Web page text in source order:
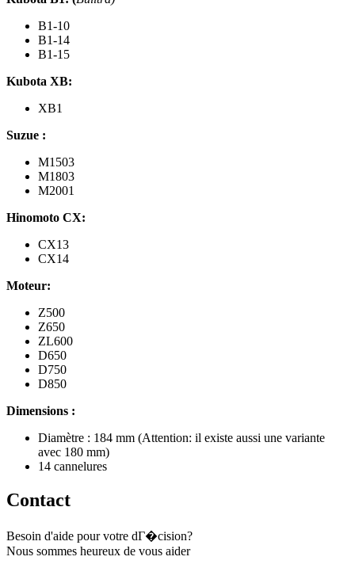
B1-10
B1-14
B1-15
Kubota XB:
XB1
Suzue :
M1503
M1803
M2001
Hinomoto CX:
CX13
CX14
Moteur:
Z500
Z650
ZL600
D650
D750
D850
Dimensions :
Diamètre : 184 mm (Attention: il existe aussi une variante
avec 180 mm)
14 cannelures
Contact
Besoin d'aide pour votre dГ�cision?
Nous sommes heureux de vous aider